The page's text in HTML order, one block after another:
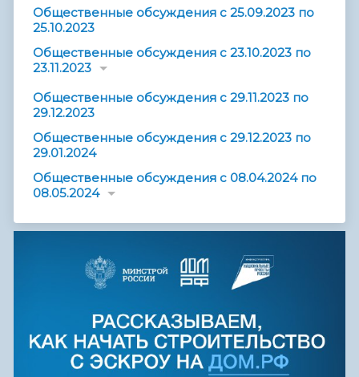
Общественные обсуждения с 25.09.2023 по
25.10.2023
Общественные обсуждения с 23.10.2023 по
23.11.2023
Общественные обсуждения с 29.11.2023 по
29.12.2023
Общественные обсуждения с 29.12.2023 по
29.01.2024
Общественные обсуждения с 08.04.2024 по
08.05.2024